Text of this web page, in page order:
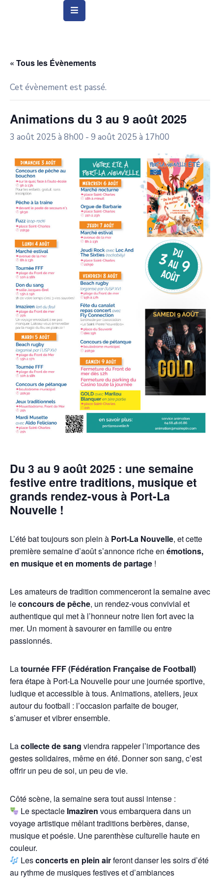
Vie
Social
Education
Arts
Culture
« Tous les Évènements
Cet évènement est passé.
Animations du 3 au 9 août 2025
3 août 2025 à 8h00 - 9 août 2025 à 17h00
Du 3 au 9 août 2025 : une semaine
festive entre traditions, musique et
grands rendez-vous à Port-La
Nouvelle !
L’été bat toujours son plein à Port-La Nouvelle, et cette
première semaine d’août s’annonce riche en émotions,
en musique et en moments de partage !
Les amateurs de tradition commenceront la semaine avec
leconcours de pêche, un rendez-vous convivial et
authentique qui met à l’honneur notre lien fort avec la
mer. Un moment à savourer en famille ou entre
passionnés.
Latournée FFF (Fédération Française de Football)
fera étape à Port-La Nouvelle pour une journée sportive,
ludique et accessible à tous. Animations, ateliers, jeux
autour du football : l’occasion parfaite de bouger,
s’amuser et vibrer ensemble.
Lacollecte de sang viendra rappeler l’importance des
gestes solidaires, même en été. Donner son sang, c’est
offrir un peu de soi, un peu de vie.
Côté scène, la semaine sera tout aussi intense :
Le spectacle Imaziren vous embarquera dans un
voyage artistique mêlant traditions berbères, danse,
musique et poésie. Une parenthèse culturelle haute en
couleur.
Lesconcerts en plein airferont danser les soirs d’été
au rythme de musiques festives et d’ambiances